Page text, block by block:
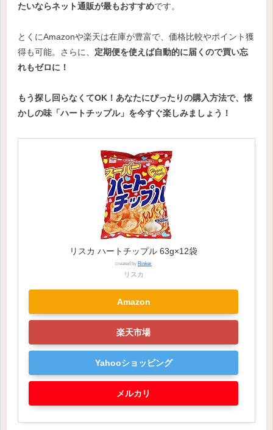
たいならネット通販が最もおすすめです。
とくにAmazonや楽天は在庫が豊富で、価格比較やポイント獲
得も可能。さらに、 定期便を使えば自動的に届くので買い忘
れもゼロに！
もう探し回らなくてOK！あなたにぴったりの購入方法で、懐
かしの味「ハートチップル」を今すぐ楽しみましょう！
リスカ ハートチップル 63g×12袋
created by Rinker
リスカ
Amazon
楽天市場
Yahooショッピング
メルカリ